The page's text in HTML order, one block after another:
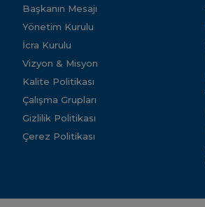
Başkanın Mesajı
Yönetim Kurulu
İcra Kurulu
Vizyon & Misyon
Kalite Politikası
Çalışma Grupları
Gizlilik Politikası
Çerez Politikası